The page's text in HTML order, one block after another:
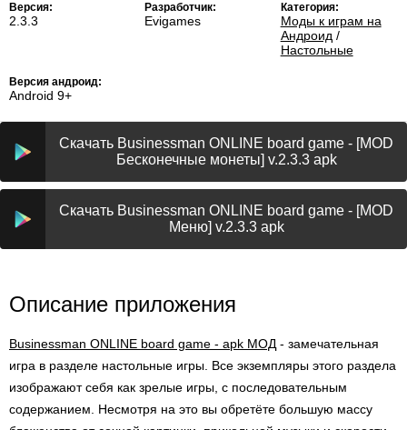
Версия:
2.3.3
Разработчик:
Evigames
Категория:
Моды к играм на
Андроид /
Настольные
Версия андроид:
Android 9+
Скачать Businessman ONLINE board game - [MOD
Бесконечные монеты] v.2.3.3 apk
Скачать Businessman ONLINE board game - [MOD
Меню] v.2.3.3 apk
Описание приложения
Businessman ONLINE board game - apk МОД - замечательная
игра в разделе настольные игры. Все экземпляры этого раздела
изображают себя как зрелые игры, с последовательным
содержанием. Несмотря на это вы обретёте большую массу